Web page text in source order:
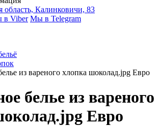
область, Калинковичи, 83
Viber Мы в Telegram
из вареного хлопка шоколад.jpg Евро
белье из вареного
Евро